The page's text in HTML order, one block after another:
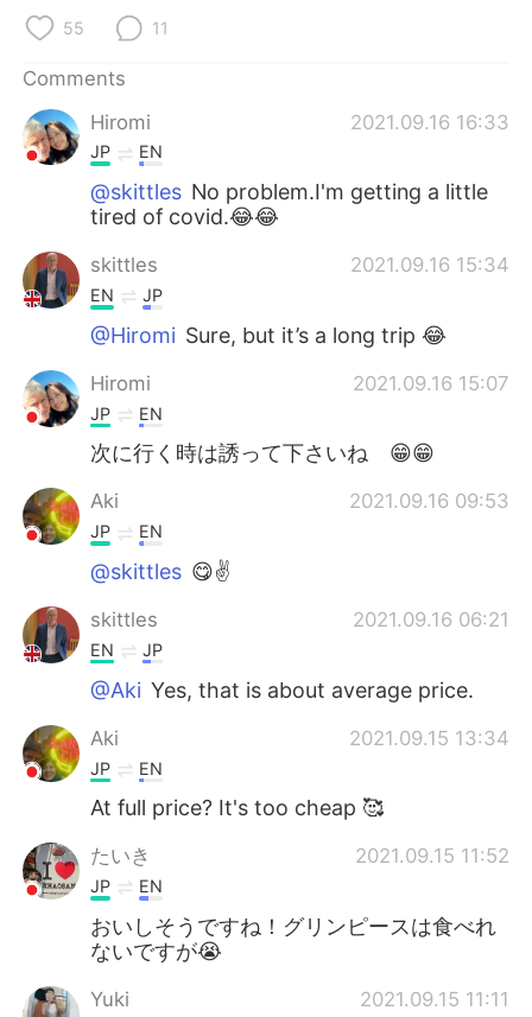
Indonesia
Türkçe
Português
55 11
Comments
Hiromi
2021.09.16 16:33
JP EN
@skittles No problem.I'm getting a little
tired of covid.😂😂
skittles 2021.09.16 15:34
EN JP
@Hiromi Sure, but it’s a long trip 😂
Hiromi 2021.09.16 15:07
JP EN
次に行く時は誘って下さいね 😁😁
Aki 2021.09.16 09:53
JP EN
@skittles 😋✌️
skittles 2021.09.16 06:21
EN JP
@Aki Yes, that is about average price.
Aki 2021.09.15 13:34
JP EN
At full price? It's too cheap 🥰
たいき 2021.09.15 11:52
JP EN
おいしそうですね！グリンピースは食べれ
ないですが😭
Yuki 2021.09.15 11:11